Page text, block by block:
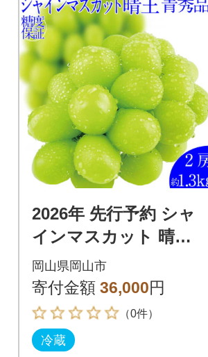
2026年 先行予約 シャ
インマスカット 晴王
2房 約1.3kg 岡山県産
9月～10月順次発送
岡山県岡山市
寄付金額 36,000円
（0件）
冷蔵